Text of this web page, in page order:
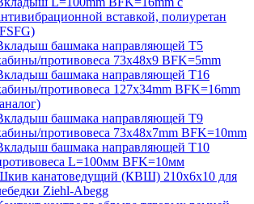
вставкой, полиуретан
башмака направляющей T5
противовеса 73х48х9 BFK=5mm
башмака направляющей T16
противовеса 127х34mm BFK=16mm
башмака направляющей T9
противовеса 73х48х7mm BFK=10mm
башмака направляющей T10
L=100мм BFK=10мм
канатоведущий (КВШ) 210х6х10 для
Ziehl-Abegg